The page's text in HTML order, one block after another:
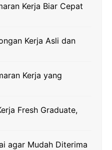
Kerja Biar Cepat
Kerja Asli dan
Kerja yang
Fresh Graduate,
agar Mudah Diterima